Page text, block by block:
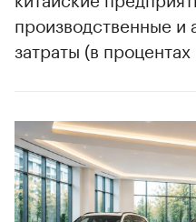
производственные и
затраты (в